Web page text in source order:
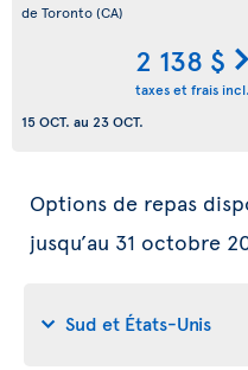
de Toronto(CA)
2 138 $
taxes et frais incl.
15 OCT. au 23 OCT.
Options de repas
jusqu’au 31 octobre
Sud et États-Unis